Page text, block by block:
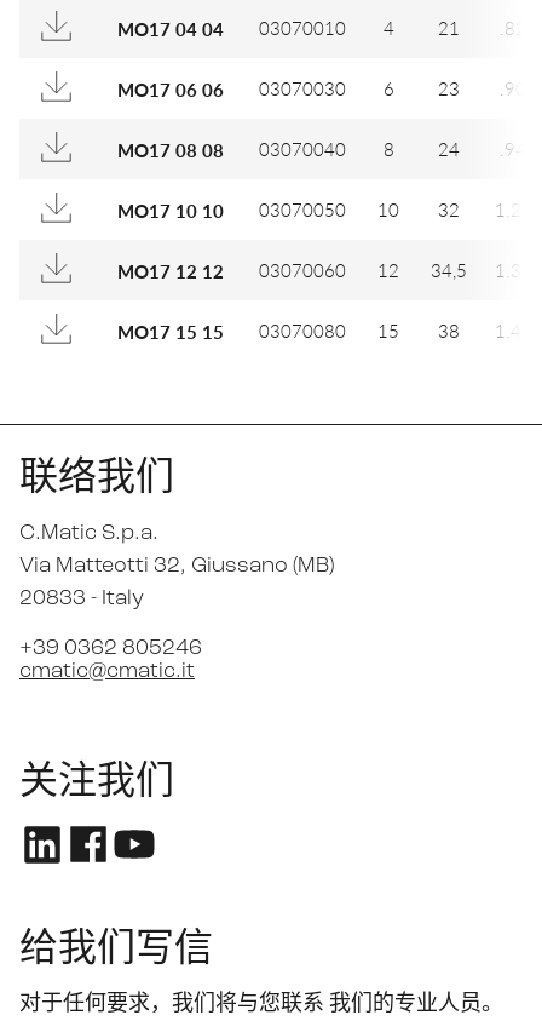
MO17 04 04 03070010 4 21 .827
MO17 06 06 03070030 6 23 .906
MO17 08 08 03070040 8 24 .945
MO17 10 10 03070050 10 32 1.260
MO17 12 12 03070060 12 34,5 1.358
MO17 15 15 03070080 15 38 1.496
联络我们
C.Matic S.p.a.
Via Matteotti 32, Giussano (MB)
20833 - Italy
+39 0362 805246
cmatic@cmatic.it
关注我们
给我们写信
对于任何要求，我们将与您联系 我们的专业人员。